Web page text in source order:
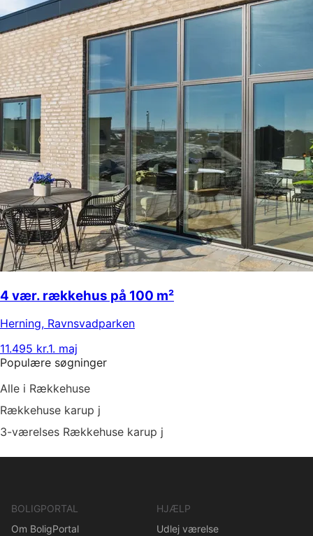
4 vær. rækkehus på 100 m²
Herning, Ravnsvadparken
11.495 kr.1. maj
Populære søgninger
Alle i Rækkehuse
Rækkehuse karup j
3-værelses Rækkehuse karup j
BOLIGPORTAL
Om BoligPortal
HJÆLP
Udlej værelse